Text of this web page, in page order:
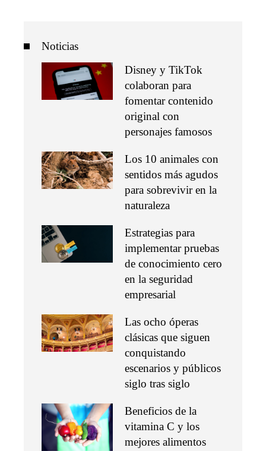
Noticias
Disney y TikTok
colaboran para
fomentar contenido
original con
personajes famosos
Los 10 animales con
sentidos más agudos
para sobrevivir en la
naturaleza
Estrategias para
implementar pruebas
de conocimiento cero
en la seguridad
empresarial
Las ocho óperas
clásicas que siguen
conquistando
escenarios y públicos
siglo tras siglo
Beneficios de la
vitamina C y los
mejores alimentos